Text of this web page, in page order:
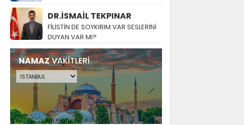
DR.İSMAİL TEKPINAR
FİLİSTİN DE SOYKIRIM VAR SESLERİNİ
DUYAN VAR MI?
NAMAZVAKİTLERİ